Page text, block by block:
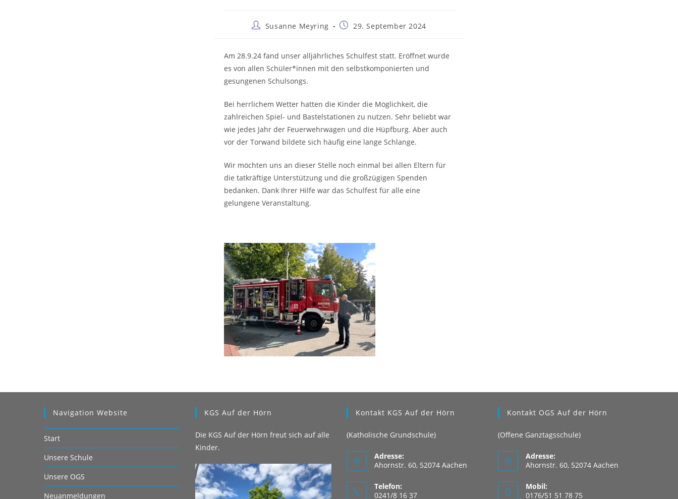
Beitrags-
Susanne Meyring
Beitrag29. September 2024
Am 28.9.24 fand unser alljährliches Schulfest statt. Eröffnet wurde
es von allen Schüler*innen mit den selbstkomponierten und
gesungenen Schulsongs.
Bei herrlichem Wetter hatten die Kinder die Möglichkeit, die
zahlreichen Spiel- und Bastelstationen zu nutzen. Sehr beliebt war
wie jedes Jahr der Feuerwehrwagen und die Hüpfburg. Aber auch
vor der Torwand bildete sich häufig eine lange Schlange.
Wir möchten uns an dieser Stelle noch einmal bei allen Eltern für
die tatkräftige Unterstützung und die großzügigen Spenden
bedanken. Dank Ihrer Hilfe war das Schulfest für alle eine
gelungene Veranstaltung.
Navigation Website
Start
Unsere Schule
Unsere OGS
Neuanmeldungen
KGS Auf der Hörn
Die KGS Auf der Hörn freut sich auf alle
Kinder.
Kontakt KGS Auf der Hörn
(Katholische Grundschule)
Adresse:
Ahornstr. 60, 52074 Aachen
Telefon:
0241/8 16 37
Kontakt OGS Auf der Hörn
(Offene Ganztagsschule)
Adresse:
Ahornstr. 60, 52074 Aachen
Mobil:
0176/51 51 78 75